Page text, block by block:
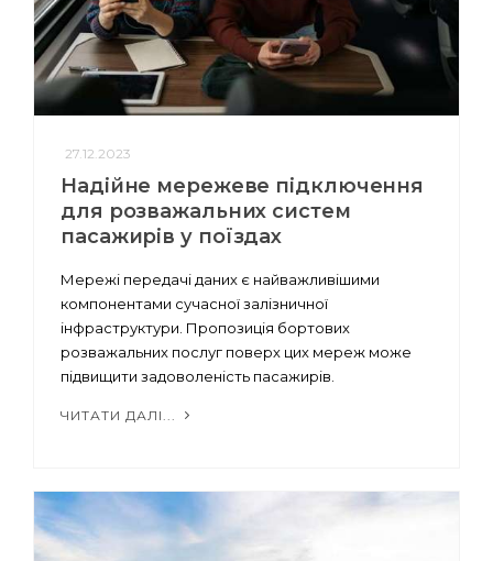
27.12.2023
Надійне мережеве підключення
для розважальних систем
пасажирів у поїздах
Мережі передачі даних є найважливішими
компонентами сучасної залізничної
інфраструктури. Пропозиція бортових
розважальних послуг поверх цих мереж може
підвищити задоволеність пасажирів.
ЧИТАТИ ДАЛІ...